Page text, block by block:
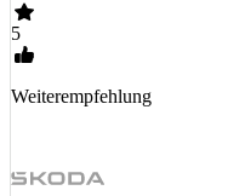
5
Weiterempfehlung